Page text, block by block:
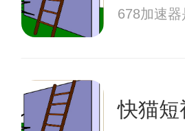
678加速
快猫短